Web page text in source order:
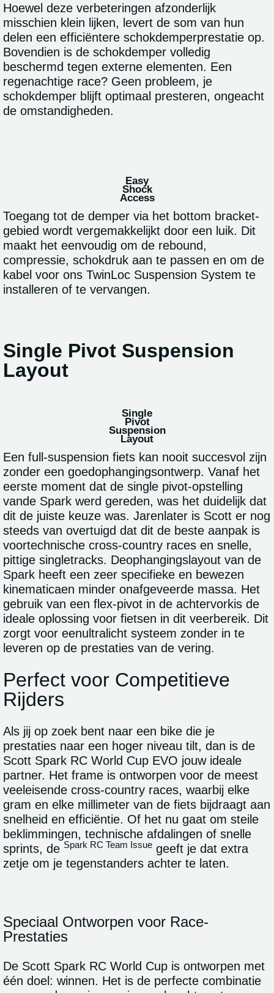
Hoewel deze verbeteringen afzonderlijk
misschien klein lijken, levert de som van hun
delen een efficiëntere schokdemperprestatie op.
Bovendien is de schokdemper volledig
beschermd tegen externe elementen. Een
regenachtige race? Geen probleem, je
schokdemper blijft optimaal presteren, ongeacht
de omstandigheden.
Easy
Shock
Access
Toegang tot de demper via het bottom bracket-
gebied wordt vergemakkelijkt door een luik. Dit
maakt het eenvoudig om de rebound,
compressie, schokdruk aan te passen en om de
kabel voor ons TwinLoc Suspension System te
installeren of te vervangen.
Single Pivot Suspension
Layout
Single
Pivot
Suspension
Layout
Een full-suspension fiets kan nooit succesvol zijn
zonder een goedophangingsontwerp. Vanaf het
eerste moment dat de single pivot-opstelling
vande Spark werd gereden, was het duidelijk dat
dit de juiste keuze was. Jarenlater is Scott er nog
steeds van overtuigd dat dit de beste aanpak is
voortechnische cross-country races en snelle,
pittige singletracks. Deophangingslayout van de
Spark heeft een zeer specifieke en bewezen
kinematicaen minder onafgeveerde massa. Het
gebruik van een flex-pivot in de achtervorkis de
ideale oplossing voor fietsen in dit veerbereik. Dit
zorgt voor eenultralicht systeem zonder in te
leveren op de prestaties van de vering.
Perfect voor Competitieve
Rijders
Als jij op zoek bent naar een bike die je
prestaties naar een hoger niveau tilt, dan is de
Scott Spark RC World Cup EVO jouw ideale
partner. Het frame is ontworpen voor de meest
veeleisende cross-country races, waarbij elke
gram en elke millimeter van de fiets bijdraagt aan
snelheid en efficiëntie. Of het nu gaat om steile
beklimmingen, technische afdalingen of snelle
sprints, de Spark RC Team Issue geeft je dat extra
zetje om je tegenstanders achter te laten.
Speciaal Ontworpen voor Race-
Prestaties
De Scott Spark RC World Cup is ontworpen met
één doel: winnen. Het is de perfecte combinatie